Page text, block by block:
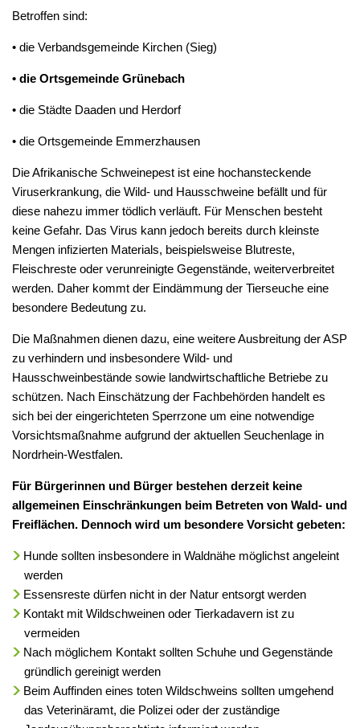
Betroffen sind:
• die Verbandsgemeinde Kirchen (Sieg)
• die Ortsgemeinde Grünebach
• die Städte Daaden und Herdorf
• die Ortsgemeinde Emmerzhausen
Die Afrikanische Schweinepest ist eine hochansteckende
Viruserkrankung, die Wild- und Hausschweine befällt und für
diese nahezu immer tödlich verläuft. Für Menschen besteht
keine Gefahr. Das Virus kann jedoch bereits durch kleinste
Mengen infizierten Materials, beispielsweise Blutreste,
Fleischreste oder verunreinigte Gegenstände, weiterverbreitet
werden. Daher kommt der Eindämmung der Tierseuche eine
besondere Bedeutung zu.
Die Maßnahmen dienen dazu, eine weitere Ausbreitung der ASP
zu verhindern und insbesondere Wild- und
Hausschweinbestände sowie landwirtschaftliche Betriebe zu
schützen. Nach Einschätzung der Fachbehörden handelt es
sich bei der eingerichteten Sperrzone um eine notwendige
Vorsichtsmaßnahme aufgrund der aktuellen Seuchenlage in
Nordrhein-Westfalen.
Für Bürgerinnen und Bürger bestehen derzeit keine
allgemeinen Einschränkungen beim Betreten von Wald- und
Freiflächen. Dennoch wird um besondere Vorsicht gebeten:
Hunde sollten insbesondere in Waldnähe möglichst angeleint
werden
Essensreste dürfen nicht in der Natur entsorgt werden
Kontakt mit Wildschweinen oder Tierkadavern ist zu
vermeiden
Nach möglichem Kontakt sollten Schuhe und Gegenstände
gründlich gereinigt werden
Beim Auffinden eines toten Wildschweins sollten umgehend
das Veterinäramt, die Polizei oder der zuständige